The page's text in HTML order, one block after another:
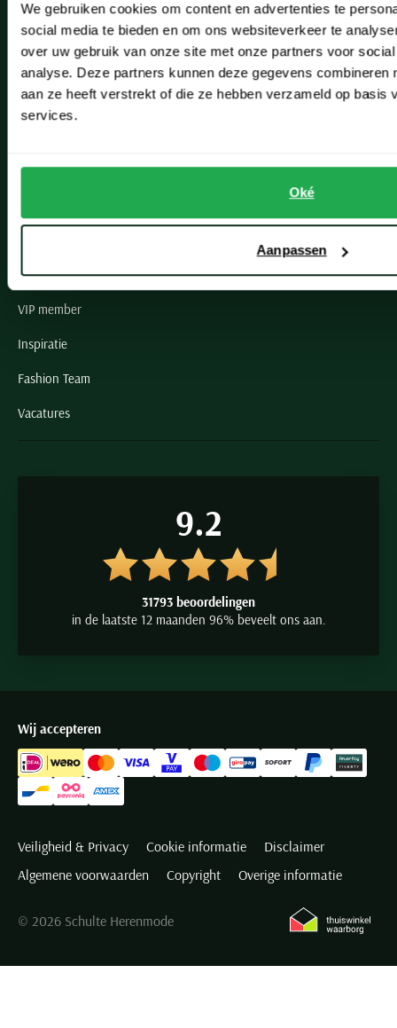
We gebruiken cookies om content en advertenties te
social media te bieden en om ons websiteverkeer te
over uw gebruik van onze site met onze partners voor
analyse. Deze partners kunnen deze gegevens combineren
aan ze heeft verstrekt of die ze hebben verzameld op basis
services.
Oké
Aanpassen
Leiderdorp
Lisse
Noordwijk
Oegstgeest
Paul & Shark specialist
VIP member
Inspiratie
Fashion Team
Vacatures
9.2
31793 beoordelingen
in de laatste 12 maanden 96% beveelt ons aan.
Wij accepteren
Veiligheid & Privacy Cookie informatie
Disclaimer
Algemene voorwaarden
Copyright Overige informatie
© 2026 Schulte Herenmode